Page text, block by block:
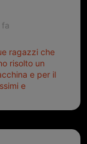
fa
ragazzi che
risolto un
e per il
e
problema.